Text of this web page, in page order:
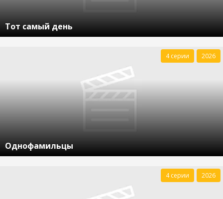
Тот самый день
Однофамильцы
4 серии 2026
4 серии 2026